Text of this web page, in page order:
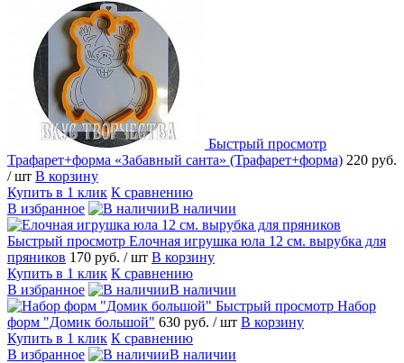
Быстрый просмотр
Трафарет+форма «Забавный санта» (Трафарет+форма) 220 руб.
/ шт В корзину
Купить в 1 клик К сравнению
В избранное
В наличии
Быстрый просмотр Елочная игрушка юла 12 см. вырубка для
пряников 170 руб. / шт В корзину
Купить в 1 клик К сравнению
В избранное
В наличии
Быстрый просмотр Набор
форм "Домик большой" 630 руб. / шт В корзину
Купить в 1 клик К сравнению
В избранное
В наличии